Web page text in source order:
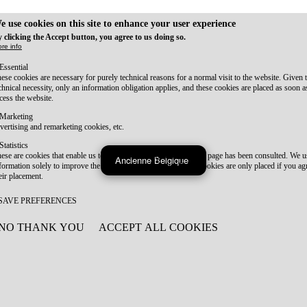
Ancienne Belgique
use cookies on this site to enhance your user experience
clicking the Accept button, you agree to us doing so.
info
Essential
cookies are necessary for purely technical reasons for a normal visit to the website. Given
necessity, only an information obligation applies, and these cookies are placed as soon
the website.
Marketing
and remarketing cookies, etc.
Statistics
are cookies that enable us to know how many times a given page has been consulted. We
solely to improve the content of our website. These cookies are only placed if you
placement.
PREFERENCES
THANK YOU ACCEPT ALL COOKIES
CONSENT